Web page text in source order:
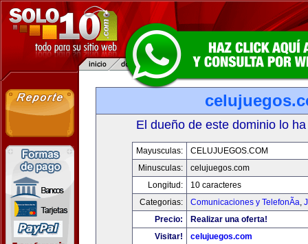
El dueño de este dominio lo
Mayusculas:
CELUJUEGOS.COM
Minusculas:
celujuegos.com
Longitud:
10 caracteres
Categorias:
Comunicaciones y TelefonÃ­a,
Precio:
Realizar una oferta!
Visitar!
celujuegos.com